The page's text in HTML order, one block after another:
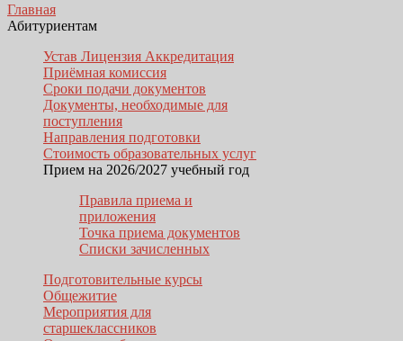
Главная
Абитуриентам
Устав Лицензия Аккредитация
Приёмная комиссия
Сроки подачи документов
Документы, необходимые для
поступления
Направления подготовки
Стоимость образовательных услуг
Прием на 2026/2027 учебный год
Правила приема и
приложения
Точка приема документов
Списки зачисленных
Подготовительные курсы
Общежитие
Мероприятия для
старшеклассников